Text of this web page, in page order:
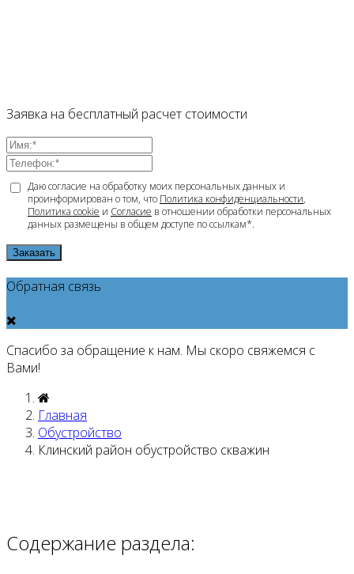
Заявка на бесплатный расчет стоимости
Даю согласие на обработку моих персональных данных и
проинформирован о том, что Политика конфиденциальности,
Политика cookie и Согласие в отношении обработки персональных
данных размещены в общем доступе по ссылкам*.
Заказать
Обратная связь
Спасибо за обращение к нам. Мы скоро свяжемся с
Вами!
Главная
Обустройство
Клинский район обустройство скважин
Содержание раздела: